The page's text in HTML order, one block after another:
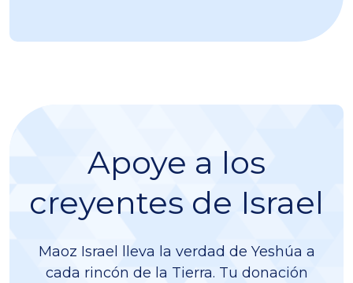
Apoye a los
creyentes de Israel
Maoz Israel lleva la verdad de Yeshúa a
cada rincón de la Tierra. Tu donación